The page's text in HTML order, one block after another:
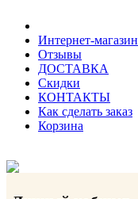
Интернет-магазин
Отзывы
ДОСТАВКА
Скидки
КОНТАКТЫ
Как сделать заказ
Корзина